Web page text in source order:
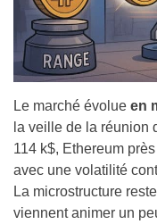
Le marché évolue en
la veille de la réunion
114 k$, Ethereum
avec une volatilité
La microstructure
viennent animer un